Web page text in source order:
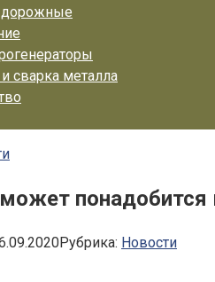
дорожные
сварка металла
понадобится
Рубрика: Новости